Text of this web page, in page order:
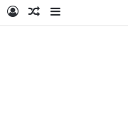
Sidebar
Random
Log
Google